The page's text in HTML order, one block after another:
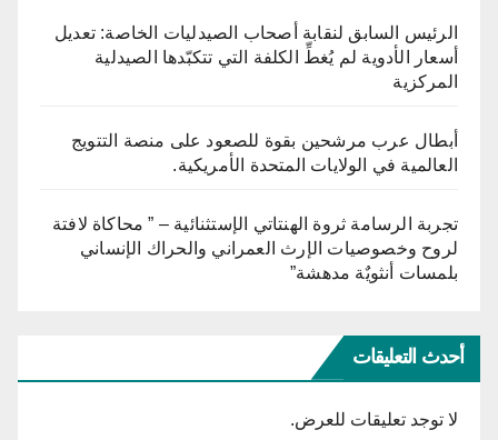
الرئيس السابق لنقابة أصحاب الصيدليات الخاصة: تعديل
أسعار الأدوية لم يُغطِّ الكلفة التي تتكبّدها الصيدلية
المركزية
أبطال عرب مرشحين بقوة للصعود على منصة التتويج
العالمية في الولايات المتحدة الأمريكية.
تجربة الرسامة ثروة الهنتاتي الإستثنائية – ” محاكاة لافتة
لروح وخصوصيات الإرث العمراني والحراك الإنساني
بلمسات أنثويٌة مدهشة”
أحدث التعليقات
لا توجد تعليقات للعرض.